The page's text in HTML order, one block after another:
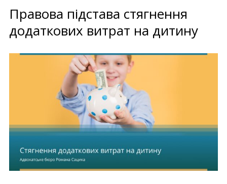
Правова підстава стягнення
додаткових витрат на дитину